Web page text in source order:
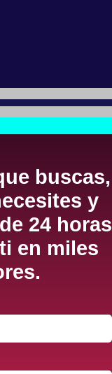
buscas,
y
24 horas
en miles